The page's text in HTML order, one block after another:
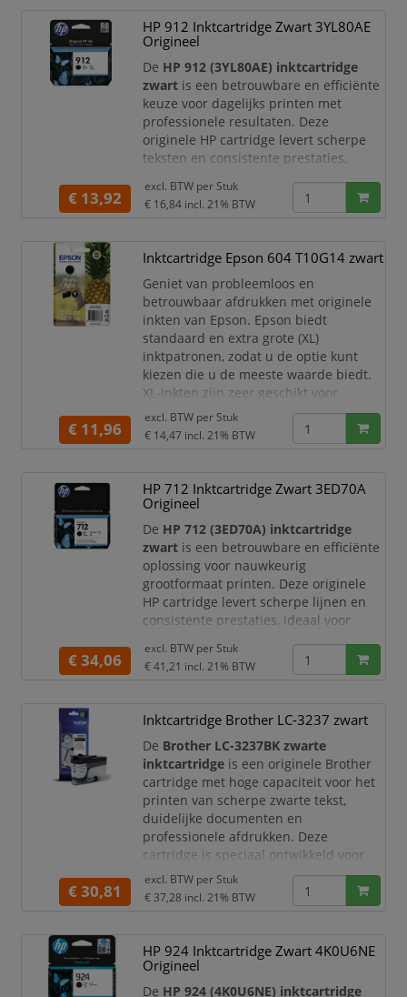
Kleur(en) van printersupplies:
Zwart
Paginaopbrengst (zwart): 1 zwart
(ca. 300 pa
HP 912 Inktcartridge Zwart 3YL80AE
Origineel
De HP 912 (3YL80AE) inktcartridge
zwart is een betrouwbare en efficiënte
keuze voor dagelijks printen met
professionele resultaten. Deze
originele HP cartridge levert scherpe
teksten en consistente prestaties,
kantooromgevingen.
speciaal ontwikkeld voor HP OfficeJet
en OfficeJet Pro printers. Dankzij de
hoogwaardige pigmentinkt produceert
u duidelijke, go
€ 13,92
excl. BTW per Stuk
€ 16,84 incl. 21% BTW
Inktcartridge Epson 604 T10G14 zwart
Geniet van probleemloos en
betrouwbaar afdrukken met originele
inkten van Epson. Epson biedt
standaard en extra grote (XL)
inktpatronen, zodat u de optie kunt
kiezen die u de meeste waarde biedt.
XL-inkten zijn zeer geschikt voor
afdrukken in grote hoeveelheden en ze
kunnen u helpen uw afdrukkosten te
verminderen. Voor beide formaten zijn
dus alleen de verbruikte kleur hoeft te
worden vervangen. Dat betekent
€ 11,96
excl. BTW per Stuk
€ 14,47 incl. 21% BTW
HP 712 Inktcartridge Zwart 3ED70A
Origineel
De HP 712 (3ED70A) inktcartridge
zwart is een betrouwbare en efficiënte
oplossing voor nauwkeurig
grootformaat printen. Deze originele
HP cartridge levert scherpe lijnen en
consistente prestaties, ideaal voor
professionele toepassingen.
speciaal ontworpen voor HP DesignJet
printers en zorgt voor heldere,
nauwkeurige afdrukken. Dankzij de
hoogwaardige inkt produceer
€ 34,06
excl. BTW per Stuk
€ 41,21 incl. 21% BTW
Inktcartridge Brother LC-3237 zwart
De Brother LC-3237BK zwarte
inktcartridge is een originele Brother
cartridge met hoge capaciteit voor het
printen van scherpe zwarte tekst,
duidelijke documenten en
professionele afdrukken. Deze
cartridge is speciaal ontwikkeld voor
compatibele Brother inkjetprinters en
multifunctionals. Ideaal voor kantoren,
werkgroepen en thuiswerkplekken
vertrouwen op topkwaliteit zonder
vlekken of vegen.
Met de originele Bro
€ 30,81
excl. BTW per Stuk
€ 37,28 incl. 21% BTW
HP 924 Inktcartridge Zwart 4K0U6NE
Origineel
De HP 924 (4K0U6NE) inktcartridge